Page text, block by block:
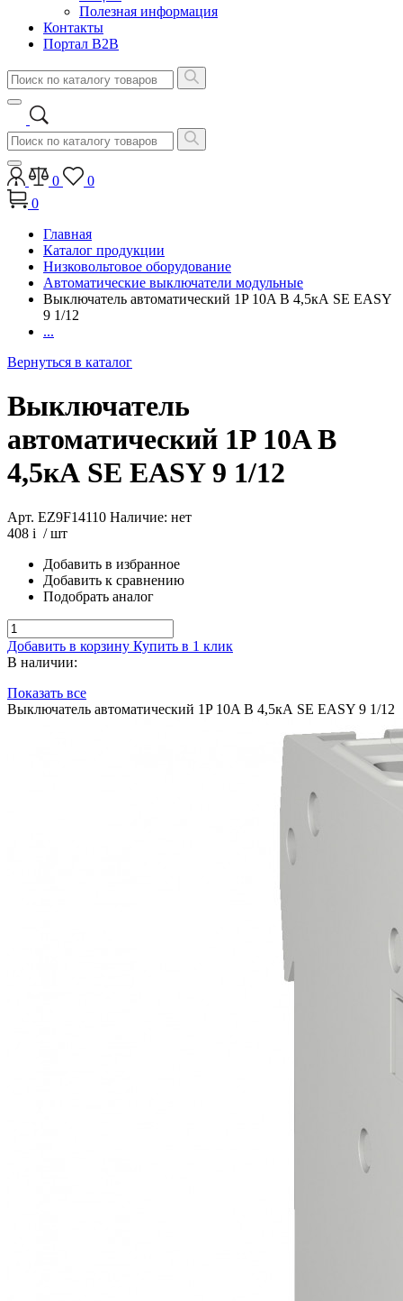
Полезная информация
Контакты
Портал B2B
0
0
0
Главная
Каталог продукции
Низковольтовое оборудование
Автоматические выключатели модульные
Выключатель автоматический 1P 10A B 4,5кА SE EASY
9 1/12
...
Вернуться в каталог
Выключатель
автоматический 1P 10A B
4,5кА SE EASY 9 1/12
Арт. EZ9F14110 Наличие: нет
408 i / шт
Добавить в избранное
Добавить к сравнению
Подобрать аналог
Добавить в корзину Купить в 1 клик
В наличии:
Показать все
Выключатель автоматический 1P 10A B 4,5кА SE EASY 9 1/12